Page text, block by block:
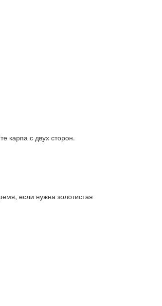
карпа с двух сторон.
если нужна золотистая